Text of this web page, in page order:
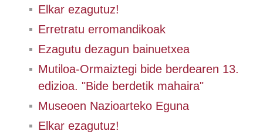
Elkar ezagutuz!
Erretratu erromandikoak
Ezagutu dezagun bainuetxea
Mutiloa-Ormaiztegi bide berdearen 13.
edizioa. "Bide berdetik mahaira"
Museoen Nazioarteko Eguna
Elkar ezagutuz!